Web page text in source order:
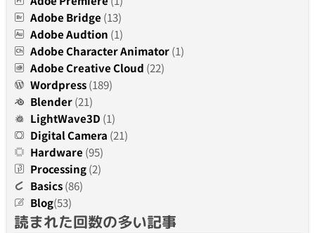
Adobe Bridge (13)
Adobe Audtion (1)
Adobe Character Animator(1)
Adobe Creative Cloud (22)
Wordpress(189)
Blender(21)
LightWave3D (1)
Digital Camera (21)
Hardware (95)
Processing(2)
Basics(86)
Blog(53)
読まれた回数の多い記事